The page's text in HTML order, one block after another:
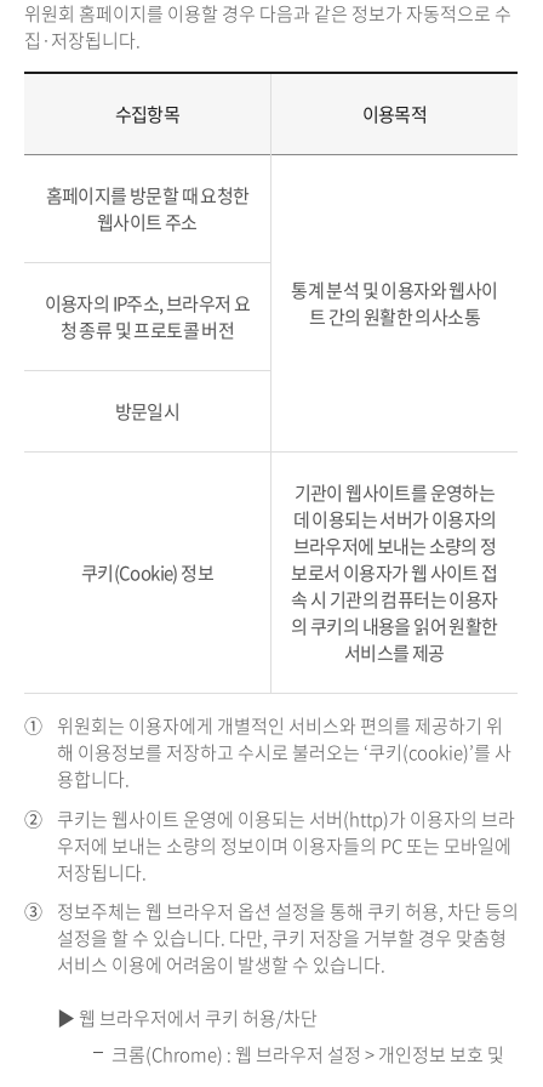
위원회 홈페이지를 이용할 경우 다음과 같은 정보가 자동적으로 수
집·저장됩니다.
수집항목 이용목적
홈페이지를 방문할 때 요청한
웹사이트 주소
통계 분석 및 이용자와 웹사이
트 간의 원활한 의사소통
이용자의 IP주소, 브라우저 요
청 종류 및 프로토콜 버전
방문일시
쿠키(Cookie) 정보
기관이 웹사이트를 운영하는
데 이용되는 서버가 이용자의
브라우저에 보내는 소량의 정
보로서 이용자가 웹 사이트 접
속 시 기관의 컴퓨터는 이용자
의 쿠키의 내용을 읽어 원활한
서비스를 제공
① 위원회는 이용자에게 개별적인 서비스와 편의를 제공하기 위
해 이용정보를 저장하고 수시로 불러오는 ‘쿠키(cookie)’를 사
용합니다.
② 쿠키는 웹사이트 운영에 이용되는 서버(http)가 이용자의 브라
우저에 보내는 소량의 정보이며 이용자들의 PC 또는 모바일에
저장됩니다.
③ 정보주체는 웹 브라우저 옵션 설정을 통해 쿠키 허용, 차단 등의
설정을 할 수 있습니다. 다만, 쿠키 저장을 거부할 경우 맞춤형
서비스 이용에 어려움이 발생할 수 있습니다.
▶ 웹 브라우저에서 쿠키 허용/차단
크롬(Chrome) : 웹 브라우저 설정 > 개인정보 보호 및